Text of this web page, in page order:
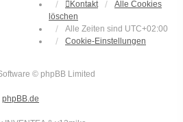
Kontakt
Alle Cookies
löschen
Alle Zeiten sind UTC+02:00
Cookie-Einstellungen
© phpBB Limited
phpBB.de